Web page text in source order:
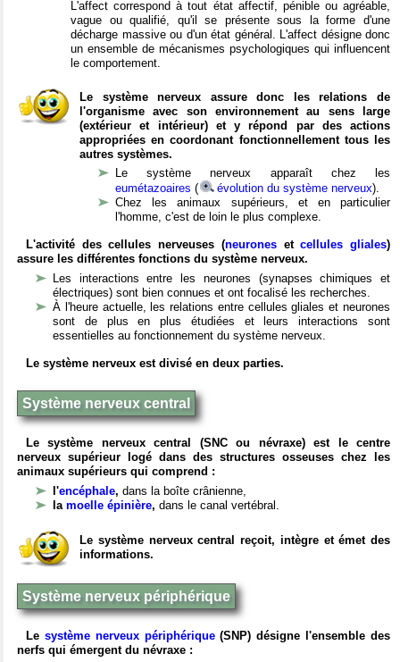
L'affect correspond à tout état affectif, pénible ou agréable,
vague ou qualifié, qu'il se présente sous la forme d'une
décharge massive ou d'un état général. L'affect désigne donc
un ensemble de mécanismes psychologiques qui influencent
le comportement.
Le système nerveux assure donc les relations de
l'organisme avec son environnement au sens large
(extérieur et intérieur) et y répond par des actions
appropriées en coordonant fonctionnellement tous les
autres systèmes.
Le système nerveux apparaît chez les
eumétazoaires ( évolution du système nerveux).
Chez les animaux supérieurs, et en particulier
l'homme, c'est de loin le plus complexe.
L'activité des cellules nerveuses (neuronesetcellules gliales)
assure les différentes fonctions du système nerveux.
Les interactions entre les neurones (synapses chimiques et
électriques) sont bien connues et ont focalisé les recherches.
À l'heure actuelle, les relations entre cellules gliales et neurones
sont de plus en plus étudiées et leurs interactions sont
essentielles au fonctionnement du système nerveux.
Le système nerveux est divisé en deux parties.
Système nerveux central
Le système nerveux central (SNC ou névraxe) est le centre
nerveux supérieur logé dans des structures osseuses chez les
animaux supérieurs qui comprend :
l'encéphale, dans la boîte crânienne,
la moelle épinière, dans le canal vertébral.
Le système nerveux central reçoit, intègre et émet des
informations.
Système nerveux périphérique
Le système nerveux périphérique(SNP) désigne l'ensemble des
nerfs qui émergent du névraxe :